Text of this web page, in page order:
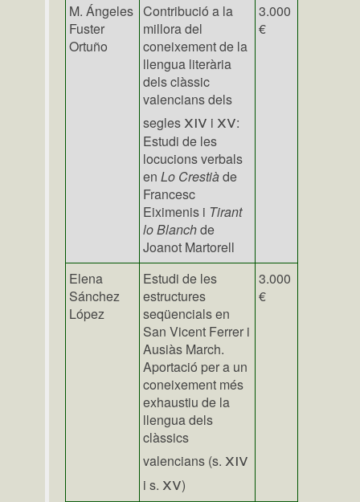
M. Ángeles
Fuster
Ortuño
Contribució a la
millora del
coneixement de la
llengua literària
dels clàssic
valencians dels
segles xiv i xv:
Estudi de les
locucions verbals
enLo Crestiàde
Francesc
Eiximenis i Tirant
lo Blanchde
Joanot Martorell
3.000
€
Elena
Sánchez
López
Estudi de les
estructures
seqüencials en
San Vicent Ferrer i
Ausiàs March.
Aportació per a un
coneixement més
exhaustiu de la
llengua dels
clàssics
valencians (s. xiv
i s. xv)
3.000
€